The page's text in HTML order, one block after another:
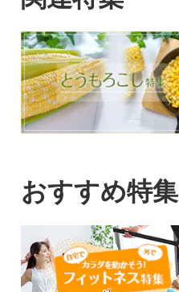
おすすめ特集